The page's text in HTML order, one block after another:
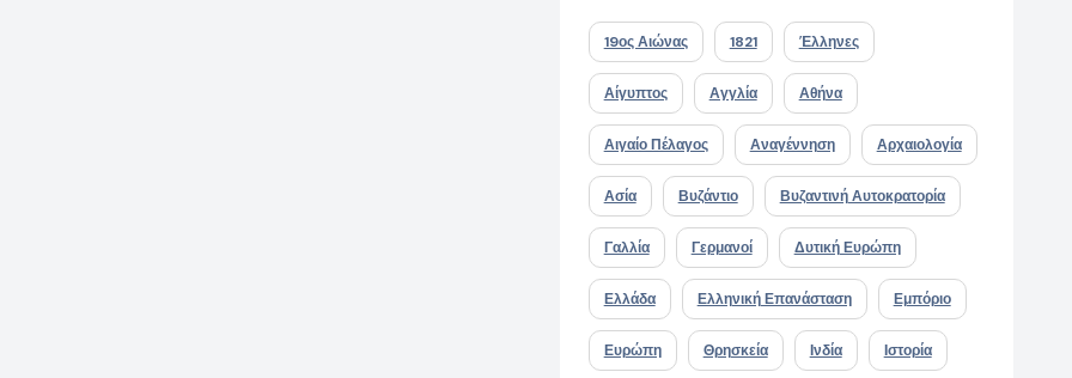
19ος Αιώνας 1821 Έλληνες
Αίγυπτος Αγγλία Αθήνα
Αιγαίο Πέλαγος Αναγέννηση Αρχαιολογία
Ασία Βυζάντιο Βυζαντινή Αυτοκρατορία
Γαλλία Γερμανοί Δυτική Ευρώπη
Ελλάδα Ελληνική Επανάσταση Εμπόριο
Ευρώπη Θρησκεία Ινδία Ιστορία